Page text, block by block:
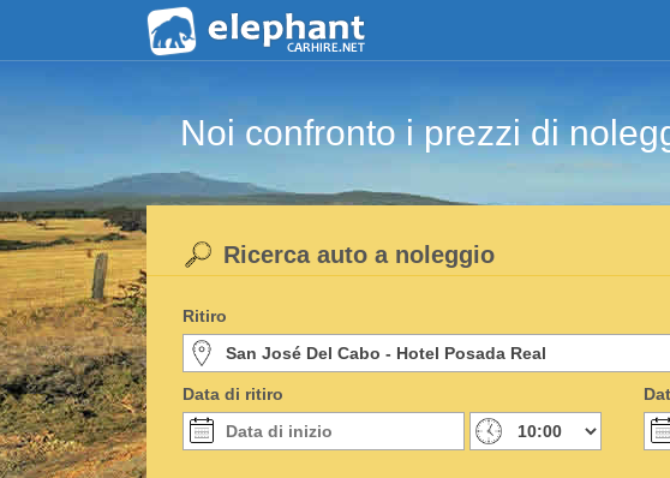
Noi confronto i prezzi di
Ricerca auto a noleggio
Ritiro
Data di ritiro